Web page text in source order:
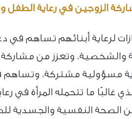
الزوجين في رعاية الطفل
لرعاية أبنائهم تساهم
والشخصية، وتعزز من
مسؤولية مشتركة، وتساهم
ما تتحمله المرأة في
النفسية والجسدية